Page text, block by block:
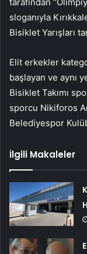
sloganıyla
Bisiklet Yarışları
Elit erkekler
başlayan ve aynı
Bisiklet Takımı
sporcu Nikiforos
Belediyespor
İlgili Makaleler